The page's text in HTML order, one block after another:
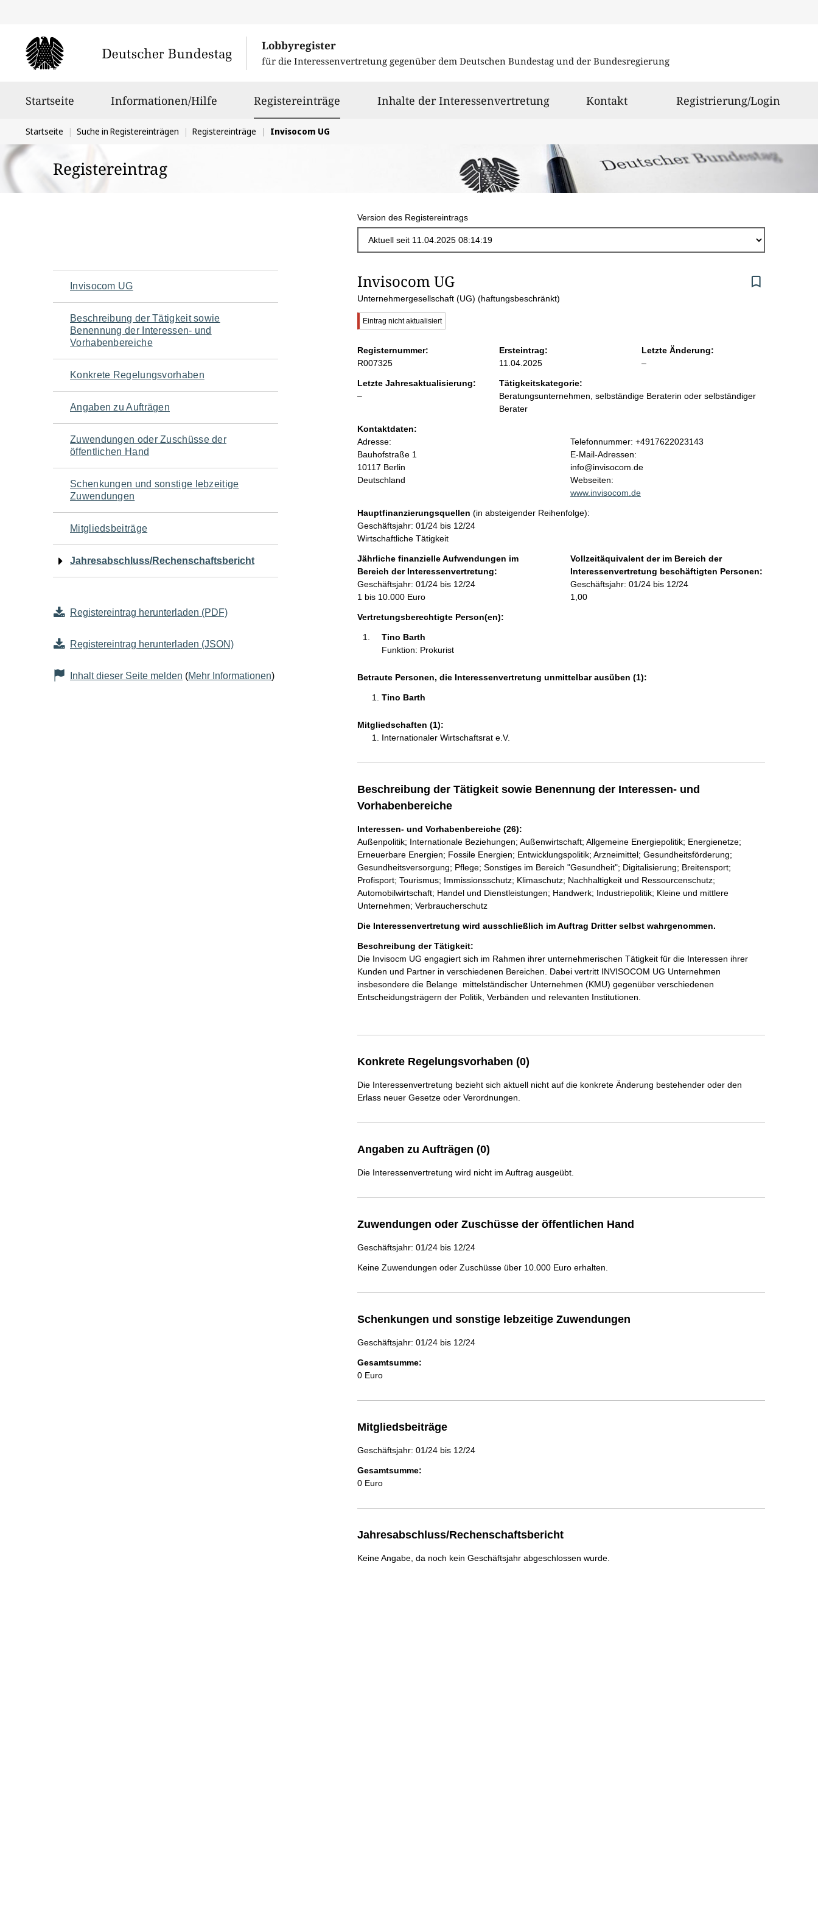
Lobbyregister
für die Interessenvertretung gegenüber dem Deutschen Bundestag und der Bundesregierung
Startseite Informationen/Hilfe Registereinträge ausgewähltInhalte der Interessenvertretung Kontakt Registrierung/Login
Sie
befinden
sich
hier:
Startseite Suche in Registereinträgen Registereinträge Invisocom UG
Registereintrag
Version des Registereintrags
Navigation
für
den
Seiteninhalt
Invisocom UG
Beschreibung der Tätigkeit sowie
Benennung der Interessen- und
Vorhabenbereiche
Konkrete Regelungsvorhaben
Angaben zu Aufträgen
Zuwendungen oder Zuschüsse der
öffentlichen Hand
Schenkungen und sonstige lebzeitige
Zuwendungen
Mitgliedsbeiträge
Jahresabschluss/Rechenschaftsbericht
Registereintrag herunterladen (PDF)
Registereintrag herunterladen (JSON)
Inhalt dieser Seite melden (Mehr Informationen)
S
e
i
t
e
n
i
h
a
l
t
Invisocom UG
Unternehmergesellschaft (UG) (haftungsbeschränkt)
W
i
h
t
g
e
i
n
w
e
s
Eintrag nicht aktualisiert
Registernummer:
R007325
Ersteintrag:
11.04.2025
Letzte Änderung:
–l
r
Letzte Jahresaktualisierung:
–l
r
Tätigkeitskategorie:
Beratungsunternehmen, selbständige Beraterin oder selbständiger
Berater
Kontaktdaten:
Adresse:
Bauhofstraße 1
10117 Berlin
Deutschland
K
o
n
t
a
t
f
o
r
m
Telefonnummer: +4917622023143
E-Mail-Adressen:
info@invisocom.de
Webseiten:
www.invisocom.de
Hauptfinanzierungsquellen (in absteigender Reihenfolge):
Geschäftsjahr: 01/24 bis 12/24
Wirtschaftliche Tätigkeit
Jährliche finanzielle Aufwendungen im
Bereich der Interessenvertretung:
Geschäftsjahr: 01/24 bis 12/24
1 bis 10.000 Euro
Vollzeitäquivalent der im Bereich der
Interessenvertretung beschäftigten Personen:
Geschäftsjahr: 01/24 bis 12/24
1,00
Vertretungsberechtigte Person(en):
Tino Barth
Funktion: Prokurist
Betraute Personen, die Interessenvertretung unmittelbar ausüben (1):
Tino Barth
Mitgliedschaften (1):
Internationaler Wirtschaftsrat e.V.
Beschreibung der Tätigkeit sowie Benennung der Interessen- und
Vorhabenbereiche
Interessen- und Vorhabenbereiche (26):
Außenpolitik; Internationale Beziehungen; Außenwirtschaft; Allgemeine Energiepolitik; Energienetze;
Erneuerbare Energien; Fossile Energien; Entwicklungspolitik; Arzneimittel; Gesundheitsförderung;
Gesundheitsversorgung; Pflege; Sonstiges im Bereich "Gesundheit"; Digitalisierung; Breitensport;
Profisport; Tourismus; Immissionsschutz; Klimaschutz; Nachhaltigkeit und Ressourcenschutz;
Automobilwirtschaft; Handel und Dienstleistungen; Handwerk; Industriepolitik; Kleine und mittlere
Unternehmen; Verbraucherschutz
Die Interessenvertretung wird ausschließlich im Auftrag Dritter selbst wahrgenommen.
Beschreibung der Tätigkeit:
Die Invisocm UG engagiert sich im Rahmen ihrer unternehmerischen Tätigkeit für die Interessen ihrer
Kunden und Partner in verschiedenen Bereichen. Dabei vertritt INVISOCOM UG Unternehmen
insbesondere die Belange  mittelständischer Unternehmen (KMU) gegenüber verschiedenen
Entscheidungsträgern der Politik, Verbänden und relevanten Institutionen.
Konkrete Regelungsvorhaben (0)
Die Interessenvertretung bezieht sich aktuell nicht auf die konkrete Änderung bestehender oder den
Erlass neuer Gesetze oder Verordnungen.
Angaben zu Aufträgen (0)
Die Interessenvertretung wird nicht im Auftrag ausgeübt.
Zuwendungen oder Zuschüsse der öffentlichen Hand
Geschäftsjahr: 01/24 bis 12/24
Keine Zuwendungen oder Zuschüsse über 10.000 Euro erhalten.
Schenkungen und sonstige lebzeitige Zuwendungen
Geschäftsjahr: 01/24 bis 12/24
Gesamtsumme:
0 Euro
Mitgliedsbeiträge
Geschäftsjahr: 01/24 bis 12/24
Gesamtsumme:
0 Euro
Jahresabschluss/Rechenschaftsbericht
Keine Angabe, da noch kein Geschäftsjahr abgeschlossen wurde.